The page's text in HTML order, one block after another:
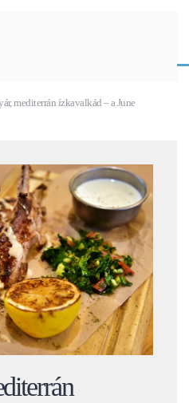
mediterrán ízkavalkád – a June